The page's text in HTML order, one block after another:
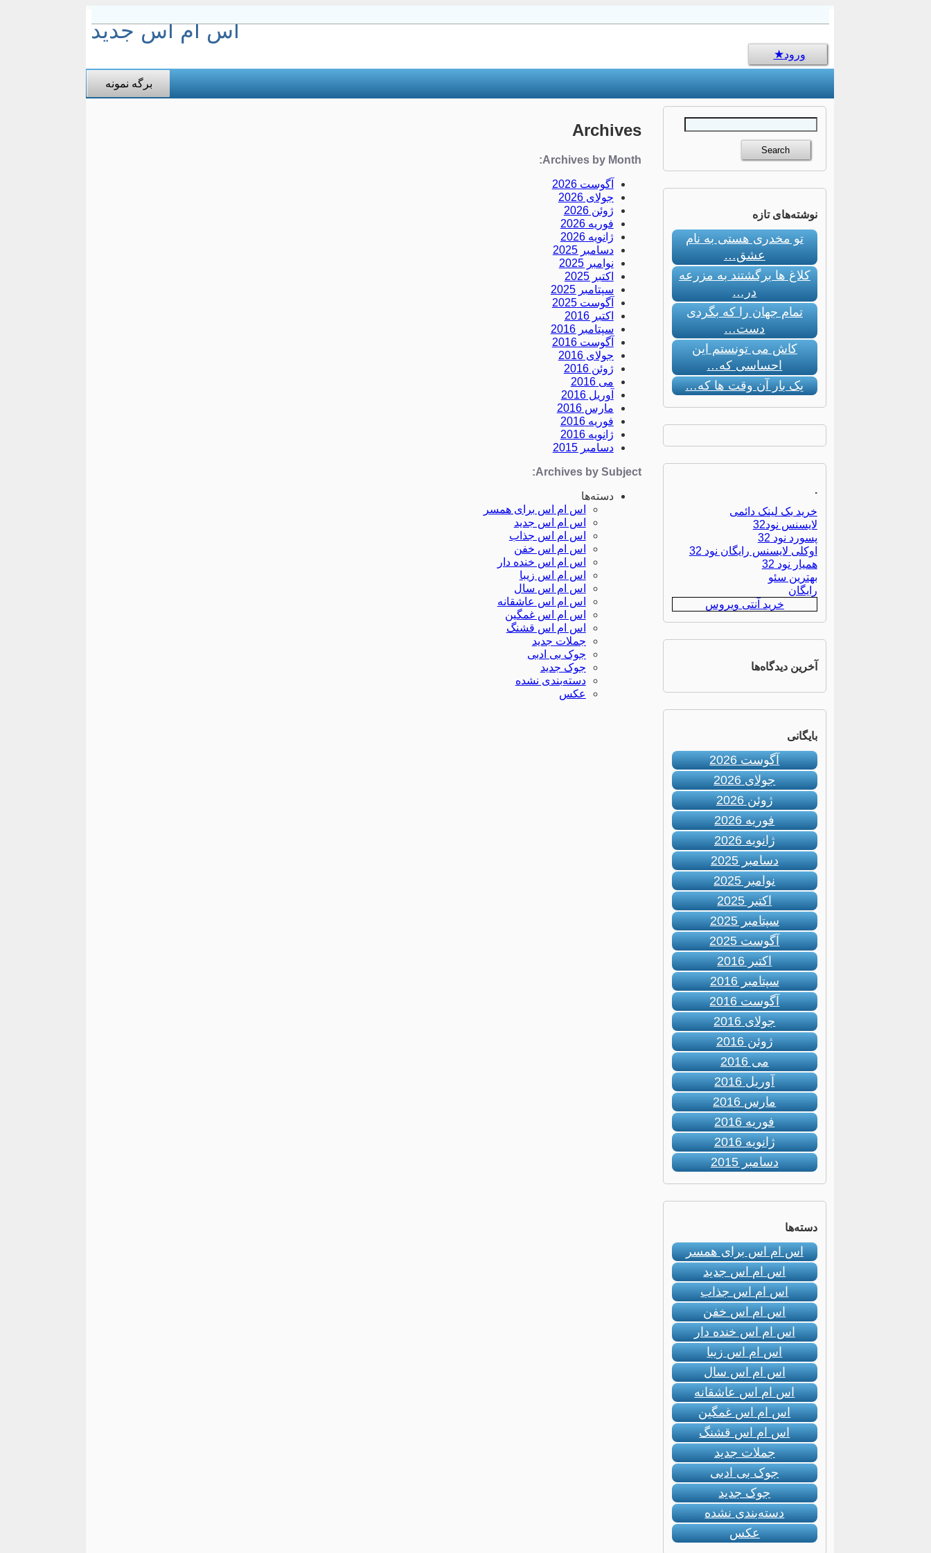
اس ام اس جدید
ورود
برگه نمونه
Archives
Archives by Month:
آگوست 2026
جولای 2026
ژوئن 2026
فوریه 2026
ژانویه 2026
دسامبر 2025
نوامبر 2025
اکتبر 2025
سپتامبر 2025
آگوست 2025
اکتبر 2016
سپتامبر 2016
آگوست 2016
جولای 2016
ژوئن 2016
می 2016
آوریل 2016
مارس 2016
فوریه 2016
ژانویه 2016
دسامبر 2015
Archives by Subject:
دسته‌ها
اس ام اس برای همسر
اس ام اس جدید
اس ام اس جذاب
اس ام اس خفن
اس ام اس خنده دار
اس ام اس زیبا
اس ام اس سال
اس ام اس عاشقانه
اس ام اس غمگین
اس ام اس قشنگ
جملات جدید
جوک بی ادبی
جوک جدید
دسته‌بندی نشده
عکس
نوشته‌های تازه
تو مخدری هستی به نام
عشق…
کلاغ ها برگشتند به مزرعه
در…
تمام جهان را که بگردی
دست…
کاش می تونستم این
احساسی که…
یک بار آن وقت ها که…
.
خرید بک لینک دائمی
لایسنس نود32
پسورد نود 32
اوکلی لایسنس رایگان نود 32
همیار نود 32
بهترین سئو
رایگان
خرید آنتی ویروس
آخرین دیدگاه‌ها
بایگانی
آگوست 2026
جولای 2026
ژوئن 2026
فوریه 2026
ژانویه 2026
دسامبر 2025
نوامبر 2025
اکتبر 2025
سپتامبر 2025
آگوست 2025
اکتبر 2016
سپتامبر 2016
آگوست 2016
جولای 2016
ژوئن 2016
می 2016
آوریل 2016
مارس 2016
فوریه 2016
ژانویه 2016
دسامبر 2015
دسته‌ها
اس ام اس برای همسر
اس ام اس جدید
اس ام اس جذاب
اس ام اس خفن
اس ام اس خنده دار
اس ام اس زیبا
اس ام اس سال
اس ام اس عاشقانه
اس ام اس غمگین
اس ام اس قشنگ
جملات جدید
جوک بی ادبی
جوک جدید
دسته‌بندی نشده
عکس